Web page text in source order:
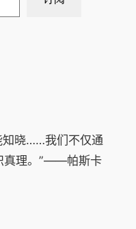
知晓……我们不仅通
真理。”——帕斯卡